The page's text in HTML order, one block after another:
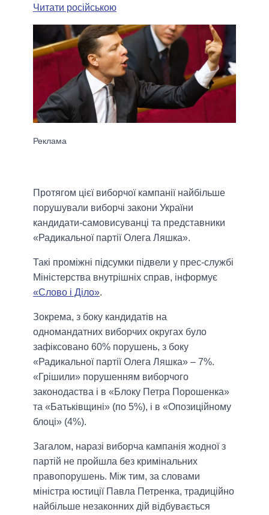
Читати російською
Протягом цієї виборчої кампанії найбільше
порушували виборчі закони України
кандидати-самовисуванці та представники
«Радикальної партії Олега Ляшка».
Такі проміжні підсумки підвели у прес-службі
Міністерства внутрішніх справ, інформує
«Слово і Діло».
Зокрема, з боку кандидатів на
одномандатних виборчих округах було
зафіксовано 60% порушень, з боку
«Радикальної партії Олега Ляшка» – 7%.
«Грішили» порушенням виборчого
законодаства і в «Блоку Петра Порошенка»
та «Батьківщині» (по 5%), і в «Опозиційному
блоці» (4%).
Загалом, наразі виборча кампанія жодної з
партій не пройшла без кримінальних
правопорушень. Між тим, за словами
міністра юстиції Павла Петренка, традиційно
найбільше незаконних дій відбувається